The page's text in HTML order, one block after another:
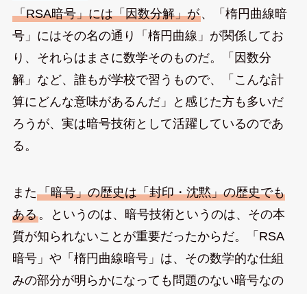
「RSA暗号」には「因数分解」が、「楕円曲線暗
号」にはその名の通り「楕円曲線」が関係してお
り、それらはまさに数学そのものだ。「因数分
解」など、誰もが学校で習うもので、「こんな計
算にどんな意味があるんだ」と感じた方も多いだ
ろうが、実は暗号技術として活躍しているのであ
る。
また「暗号」の歴史は「封印・沈黙」の歴史でも
ある。というのは、暗号技術というのは、その本
質が知られないことが重要だったからだ。「RSA
暗号」や「楕円曲線暗号」は、その数学的な仕組
みの部分が明らかになっても問題のない暗号なの